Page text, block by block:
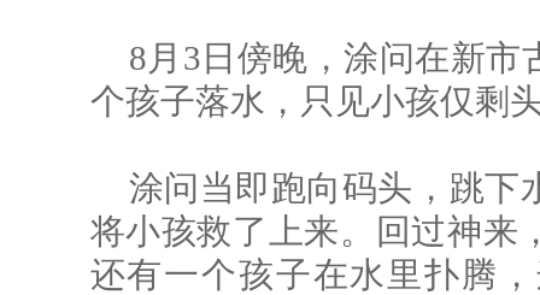
8月3日傍晚，涂问在新市
个孩子落水，只见小孩仅剩
涂问当即跑向码头，跳下
将小孩救了上来。回过神来
还有一个孩子在水里扑腾